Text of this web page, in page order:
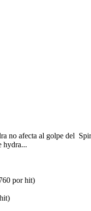
no afecta al golpe del
hydra...
por hit)